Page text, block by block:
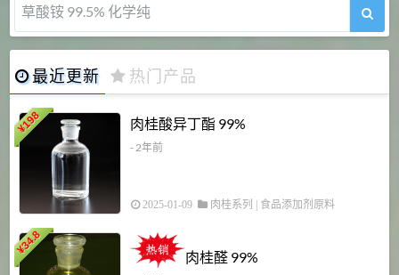
草酸铵 99.5% 化学纯
最近更新 热门产品
¥
198 肉桂酸异丁酯 99%
- 2年前
2025-01-09 肉桂系列 食品添加剂原料
¥
34.8
肉桂醛 99%